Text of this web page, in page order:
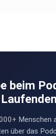
beim
Menschen
über das